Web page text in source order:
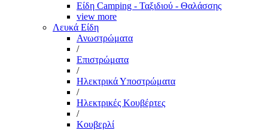
Είδη Camping - Ταξιδιού - Θαλάσσης
view more
Λευκά Είδη
Ανωστρώματα
/
Επιστρώματα
/
Ηλεκτρικά Υποστρώματα
/
Ηλεκτρικές Κουβέρτες
/
Κουβερλί